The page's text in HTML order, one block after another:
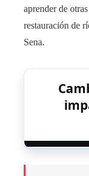
aprender de
restauración de
Sena.